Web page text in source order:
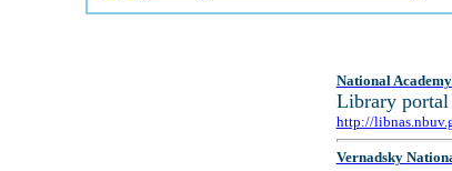
National
Library
http://
Vernadsky